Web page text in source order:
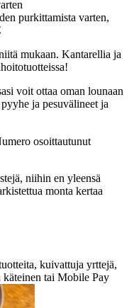
purkittamista varten,
mukaan. Kantarellia ja
voit ottaa oman lounaan
ja pesuvälineet ja
osoittautunut
niihin en yleensä
monta kertaa
kuivattuja yrttejä,
tai Mobile Pay